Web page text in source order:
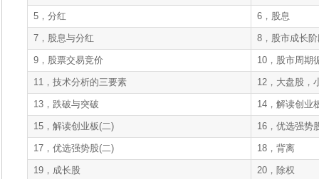
5，分红 6，股息
7，股息与分红 8，股市成长
9，股票交易竞价 10，股市周期
11，技术分析的三要素 12，大盘股，
13，跌破与突破 14，解读创业
15，解读创业板(二) 16，优选强势
17，优选强势股(二) 18，背离
19，成长股 20，除权